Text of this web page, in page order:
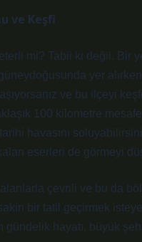
ve Keşfi
mi? Tabii ki değil. Bir
yer
ve bu ilçeyi
100 kilometre
havasını
eserleri de görmeyi
çevrili ve bu da
bir tatil geçirmek
gündelik hayatı, büyük